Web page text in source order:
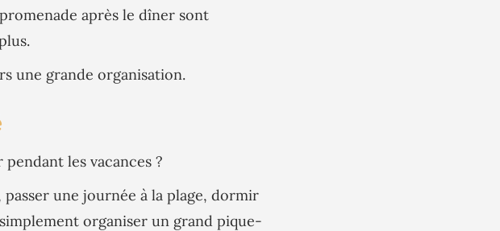
après le dîner sont
une grande organisation.
les vacances ?
une journée à la plage, dormir
organiser un grand pique-